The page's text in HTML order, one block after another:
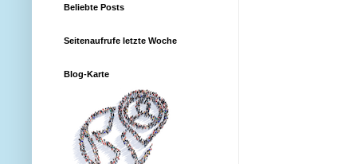
Beliebte Posts
Seitenaufrufe letzte Woche
Blog-Karte